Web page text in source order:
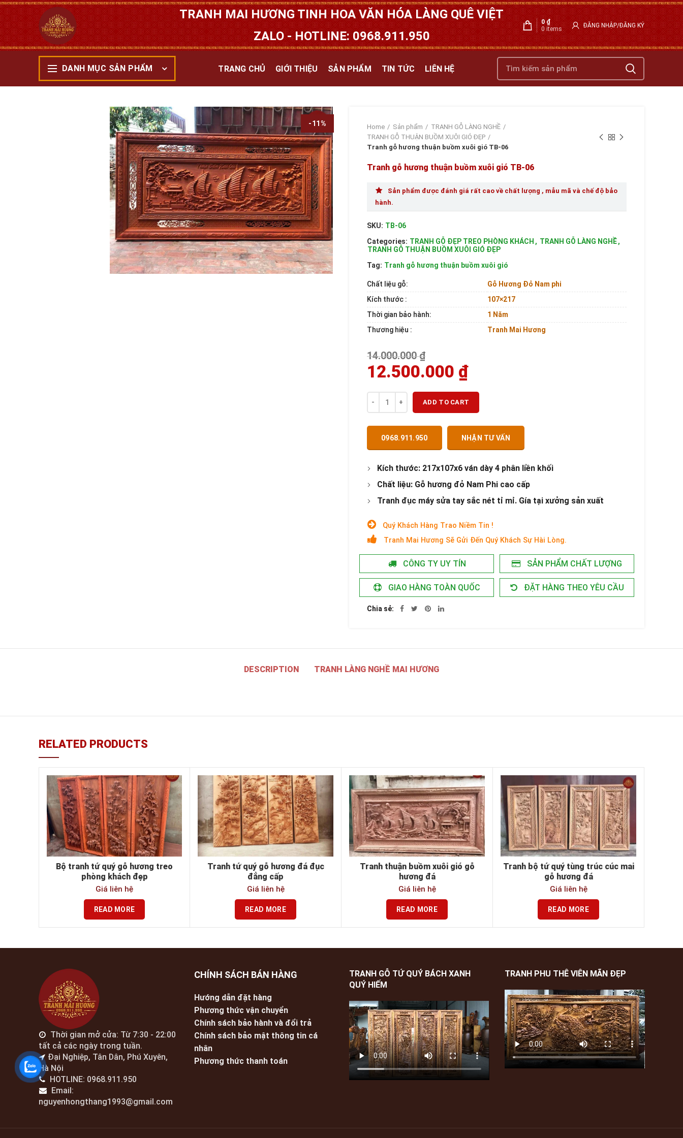
TRANH MAI HƯƠNG TINH HOA VĂN HÓA LÀNG QUÊ VIỆT
ZALO - HOTLINE: 0968.911.950
0 items
0 ₫ ĐĂNG NHẬP/ĐĂNG KÝ
DANH MỤC SẢN PHẨM TRANG CHỦ GIỚI THIỆU SẢN PHẨM TIN TỨC LIÊN HỆ
-11% Home Sản phẩm
TRANH GỖ LÀNG NGHỀ
TRANH GỖ THUẬN BUỒM XUÔI GIÓ ĐẸP
Tranh gỗ hương thuận buồm xuôi gió TB-06
Tranh gỗ hương thuận buồm xuôi gió TB-06
Sản phẩm được đánh giá rất cao về chất lượng , mẫu mã và chế độ bảo
hành.
SKU: TB-06
Categories: TRANH GỖ ĐẸP TREO PHÒNG KHÁCH , TRANH GỖ LÀNG NGHỀ,
TRANH GỖ THUẬN BUỒM XUÔI GIÓ ĐẸP
Tag: Tranh gỗ hương thuận buồm xuôi gió
Chất liệu gỗ:
Gỗ Hương Đỏ Nam phi
Kích thước :
107×217
Thời gian bảo hành:
1 Năm
Thương hiệu :
Tranh Mai Hương
14.000.000₫
12.500.000 ₫
ADD TO CART
0968.911.950 NHẬN TƯ VẤN
Kích thước: 217x107x6 ván dày 4 phân liền khối
Chất liệu: Gỗ hương đỏ Nam Phi cao cấp
Tranh đục máy sửa tay sắc nét tỉ mỉ. Gía tại xưởng sản xuất
Quý Khách Hàng Trao Niềm Tin !
Tranh Mai Hương Sẽ Gửi Đến Quý Khách Sự Hài Lòng.
CÔNG TY UY TÍN SẢN PHẨM CHẤT LƯỢNG
GIAO HÀNG TOÀN QUỐC ĐẶT HÀNG THEO YÊU CẦU
Chia sẻ
DESCRIPTION TRANH LÀNG NGHỀ MAI HƯƠNG
RELATED PRODUCTS
Bộ tranh tứ quý gỗ hương treo
phòng khách đẹp
Giá liên hệ
READ MORE
Tranh tứ quý gỗ hương đá đục
đẳng cấp
Giá liên hệ
READ MORE
Tranh thuận buồm xuôi gió gỗ
hương đá
Giá liên hệ
READ MORE
Tranh bộ tứ quý tùng trúc cúc mai
gỗ hương đá
Giá liên hệ
READ MORE
Thời gian mở cửa: Từ 7:30 - 22:00
tất cả các ngày trong tuần.
Đại Nghiệp, Tân Dân, Phú Xuyên,
Hà Nội
HOTLINE: 0968.911.950
Email:
nguyenhongthang1993@gmail.com
CHÍNH SÁCH BÁN HÀNG
Hướng dẫn đặt hàng
Phương thức vận chuyển
Chính sách bảo hành và đổi trả
Chính sách bảo mật thông tin cá
nhân
Phương thức thanh toán
TRANH GỖ TỨ QUÝ BÁCH XANH
QUÝ HIẾM
TRANH PHU THÊ VIÊN MÃN ĐẸP